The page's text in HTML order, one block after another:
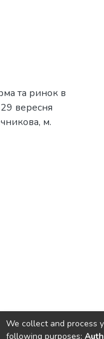
та ринок в
29 вересня
м.
We collect and process
following purposes: